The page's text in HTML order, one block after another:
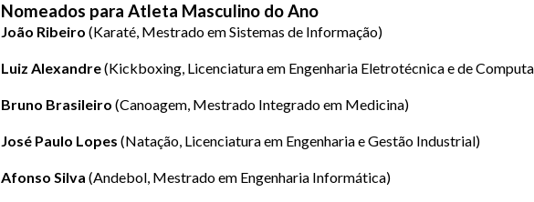
Nomeados para Atleta Masculino do Ano
João Ribeiro (Karaté, Mestrado em Sistemas de Informação)
Luiz Alexandre(Kickboxing, Licenciatura em Engenharia Eletrotécnica e de
Bruno Brasileiro (Canoagem, Mestrado Integrado em Medicina)
José Paulo Lopes (Natação, Licenciatura em Engenharia e Gestão Industrial)
Afonso Silva (Andebol, Mestrado em Engenharia Informática)